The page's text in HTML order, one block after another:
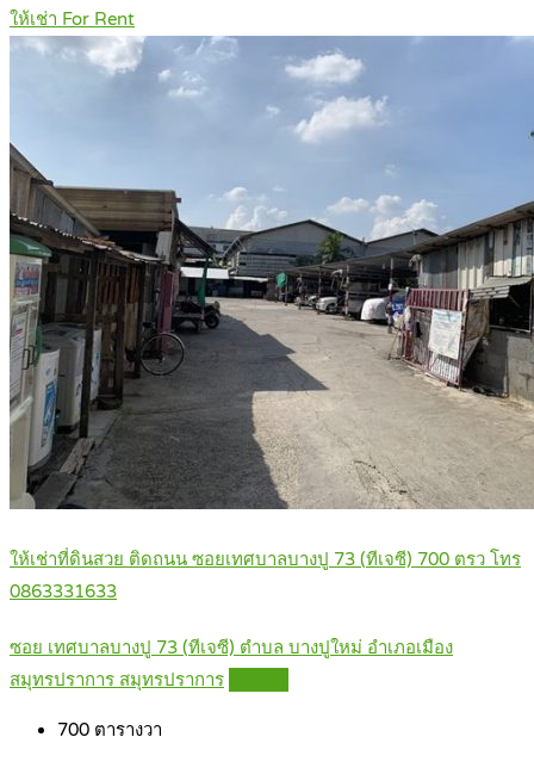
ให้เช่า For Rent
ให้เช่าที่ดินสวย ติดถนน ซอยเทศบาลบางปู 73 (ทีเจซี) 700 ตรว โทร
0863331633
ซอย เทศบาลบางปู 73 (ทีเจซี) ตำบล บางปูใหม่ อำเภอเมือง
สมุทรปราการ สมุทรปราการ
700 ตารางวา